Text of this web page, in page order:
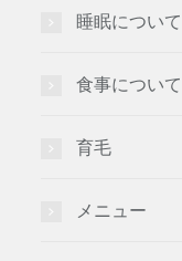
睡眠について
食事について
育毛
メニュー